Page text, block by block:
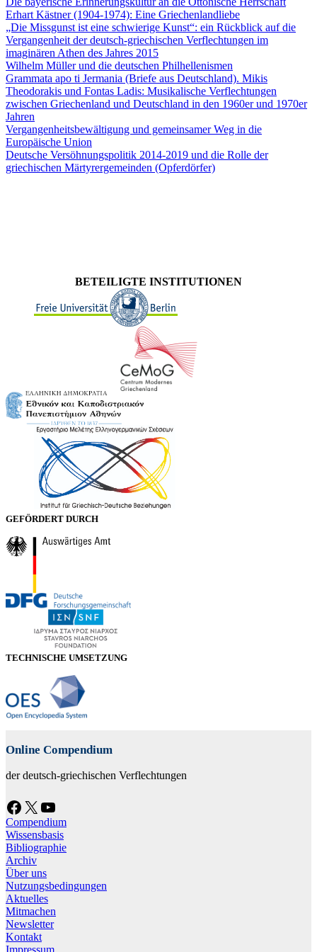
Erhart Kästner (1904-1974): Eine Griechenlandliebe
„Die Missgunst ist eine schwierige Kunst“: ein Rückblick auf die
Vergangenheit der deutsch-griechischen Verflechtungen im
imaginären Athen des Jahres 2015
Wilhelm Müller und die deutschen Philhellenismen
Grammata apo ti Jermania (Briefe aus Deutschland). Mikis
Theodorakis und Fontas Ladis: Musikalische Verflechtungen
zwischen Griechenland und Deutschland in den 1960er und 1970er
Jahren
Vergangenheitsbewältigung und gemeinsamer Weg in die
Europäische Union
Deutsche Versöhnungspolitik 2014-2019 und die Rolle der
griechischen Märtyrergemeinden (Opferdörfer)
BETEILIGTE INSTITUTIONEN
GEFÖRDERT DURCH
TECHNISCHE UMSETZUNG
Online Compendium
der deutsch-griechischen Verflechtungen
Facebook X YouTube
Compendium
Wissensbasis
Bibliographie
Archiv
Über uns
Nutzungsbedingungen
Aktuelles
Mitmachen
Newsletter
Kontakt
Impressum